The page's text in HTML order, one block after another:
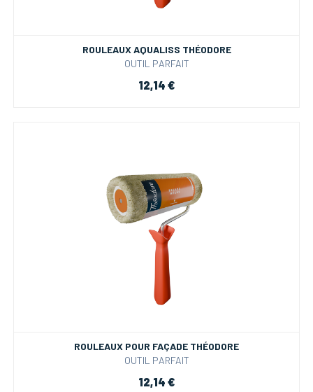
ROULEAUX AQUALISS THÉODORE
OUTIL PARFAIT
12,14 €
ROULEAUX POUR FAÇADE THÉODORE
OUTIL PARFAIT
12,14 €